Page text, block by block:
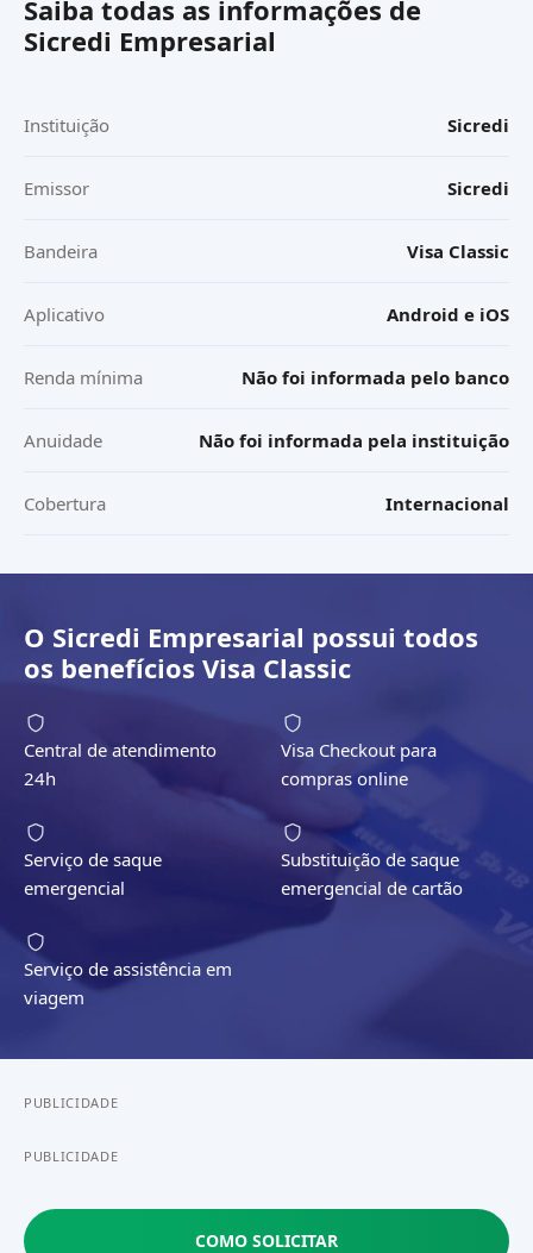
Saiba todas as informações de
Sicredi Empresarial
Instituição Sicredi
Emissor Sicredi
Bandeira Visa Classic
Aplicativo Android e iOS
Renda mínima Não foi informada pelo banco
Anuidade Não foi informada pela instituição
Cobertura Internacional
O Sicredi Empresarial possui todos
os benefícios Visa Classic
Central de atendimento
24h
Visa Checkout para
compras online
Serviço de saque
emergencial
Substituição de saque
emergencial de cartão
Serviço de assistência em
viagem
PUBLICIDADE
PUBLICIDADE
COMO SOLICITAR